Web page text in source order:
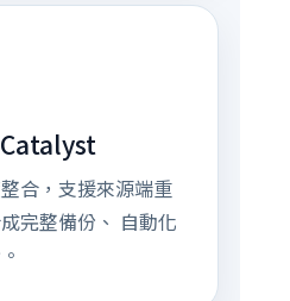
合，支援來源端重
完整備份、 自動化